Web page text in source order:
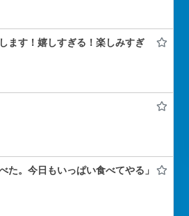
ます！嬉しすぎる！楽しみすぎ
た。今日もいっぱい食べてやる」